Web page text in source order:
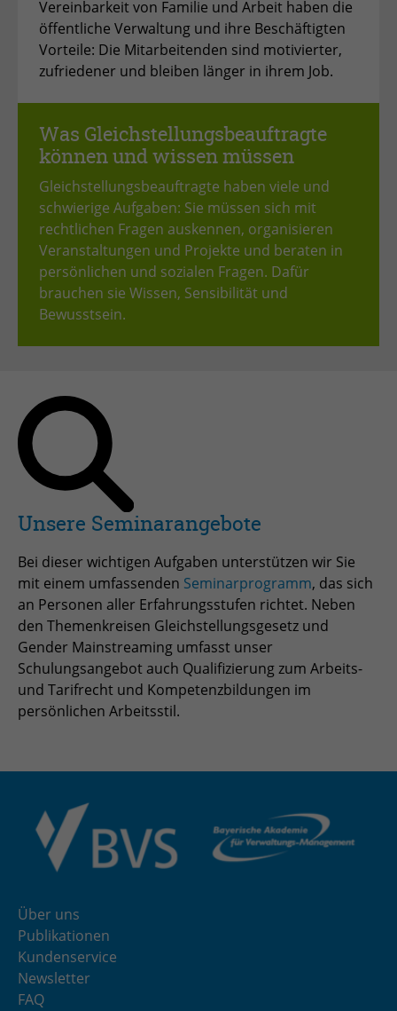
Vereinbarkeit von Familie und Arbeit haben die
öffentliche Verwaltung und ihre Beschäftigten
Vorteile: Die Mitarbeitenden sind motivierter,
zufriedener und bleiben länger in ihrem Job.
Was Gleichstellungsbeauftragte
können und wissen müssen
Gleichstellungsbeauftragte haben viele und
schwierige Aufgaben: Sie müssen sich mit
rechtlichen Fragen auskennen, organisieren
Veranstaltungen und Projekte und beraten in
persönlichen und sozialen Fragen. Dafür
brauchen sie Wissen, Sensibilität und
Bewusstsein.
Unsere Seminarangebote
Bei dieser wichtigen Aufgaben unterstützen wir Sie
mit einem umfassenden Seminarprogramm, das sich
an Personen aller Erfahrungsstufen richtet. Neben
den Themenkreisen Gleichstellungsgesetz und
Gender Mainstreaming umfasst unser
Schulungsangebot auch Qualifizierung zum Arbeits-
und Tarifrecht und Kompetenzbildungen im
persönlichen Arbeitsstil.
Über uns
Publikationen
Kundenservice
Newsletter
FAQ
zu speichern.
Name SgCookieOptin.lastPreferences
Laufzeit 1 Jahr
Zweck
Dieser Wert speichert Ihre Consent-
Einstellungen. Unter anderem eine
zufällig generierte ID, für die
historische Speicherung Ihrer
vorgenommen Einstellungen, falls der
Webseiten-Betreiber dies eingestellt
Anbieter
Zweck
Name be_lastLoginProvider
TYPO3
Laufzeit 1 Monat
Zweck Admin-Login Redaktionssystem
Name be_typo3_user
Zweck Admin-Login Redaktionssystem
Anbieter
Laufzeit
Zweck
Name _pk_id
Anbieter Matomo
Laufzeit 1 Jahr
Zweck
Tracking Anzahl eindeutiger und
wiederkehrender Nutzer
Name _pk_ses
Anbieter Matomo
Laufzeit 30 min
Zweck
Cookie-Informationen anzeigen
Einblendung von 3rd Party Content
Wir verwenden 3rd Party Content, um zusätzliche Inhalte
Webseitenbesucher nützlich sind, z.B. Kartendienste
oder Videos. Weitere Details entnehmen Sie den